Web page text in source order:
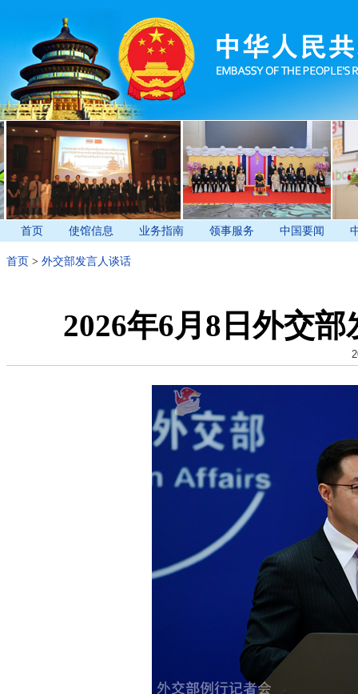
首页 使馆信息 业务指南 领事服务 中国要闻
首页 > 外交部发言人谈话
2026年6月8日外交